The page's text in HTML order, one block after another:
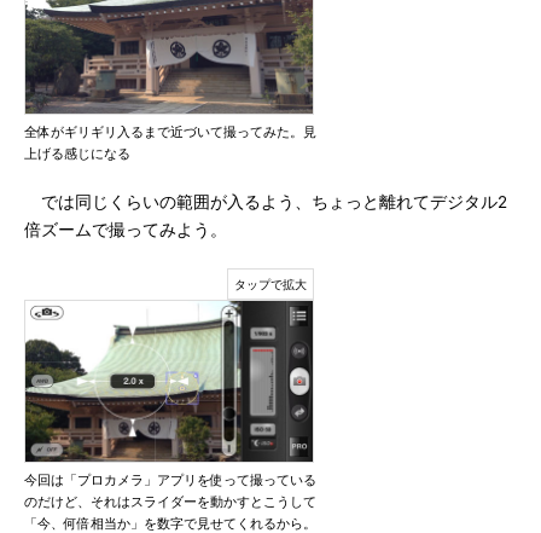
全体がギリギリ入るまで近づいて撮ってみた。見
上げる感じになる
では同じくらいの範囲が入るよう、ちょっと離れてデジタル2
倍ズームで撮ってみよう。
今回は「プロカメラ」アプリを使って撮っている
のだけど、それはスライダーを動かすとこうして
「今、何倍相当か」を数字で見せてくれるから。